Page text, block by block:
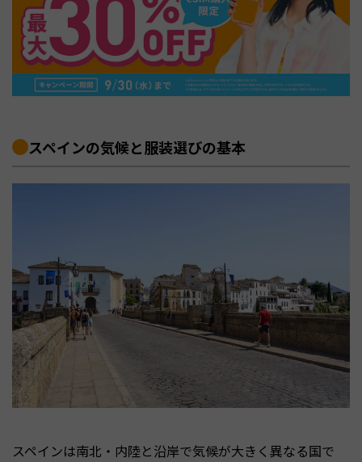
スペインの気候と服装選びの基本
スペインは南北・内陸と沿岸で気候が大きく異なる国で